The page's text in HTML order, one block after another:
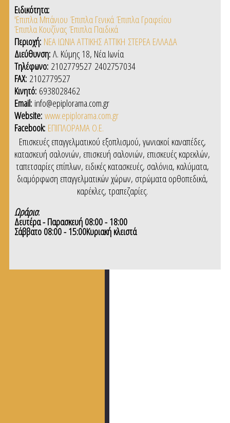
Ειδικότητα:
'Επιπλα Μπάνιου Έπιπλα ΓενικάΈπιπλα Γραφείου
Έπιπλα ΚουζίναςΈπιπλα Παιδικά
Περιοχή: ΝΕΑ ΙΩΝΙΑ ΑΤΤΙΚΗΣΑΤΤΙΚΗ ΣΤΕΡΕΑ ΕΛΛΑΔΑ
Διεύθυνση:Λ. Κύμης 18, Νέα Ιωνία
Τηλέφωνο: 2102779527 2402757034
FAX: 2102779527
Κινητό: 6938028462
Email: info@epiplorama.com.gr
Website:www.epiplorama.com.gr
Facebook: ΕΠΙΠΛΟΡΑΜΑ Ο.Ε.
Επισκευές επαγγελματικού εξοπλισμού, γωνιακοί καναπέδες,
κατασκευή σαλονιών, επισκευή σαλονιών, επισκευές καρεκλών,
ταπετσαρίες επίπλων, ειδικές κατασκευές, σαλόνια, καλύματα,
διαμόρφωση επαγγελματικών χώρων, στρώματα ορθοπεδικά,
καρέκλες, τραπεζαρίες.
Ωράριο:
Δευτέρα - Παρασκευή 08:00 - 18:00
Σάββατο 08:00 - 15:00Κυριακή κλειστά